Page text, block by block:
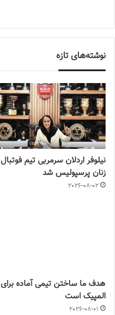
نوشته‌های تازه
نیلوفر اردلان سرمربی تیم فوتبال
زنان پرسپولیس شد
2026-08-02
هدف ما ساختن تیمی آماده برای
المپیک است
2026-08-01